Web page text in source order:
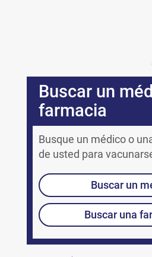
Buscar un
farmacia
Busque un médico o
de usted para
Buscar un
Buscar una